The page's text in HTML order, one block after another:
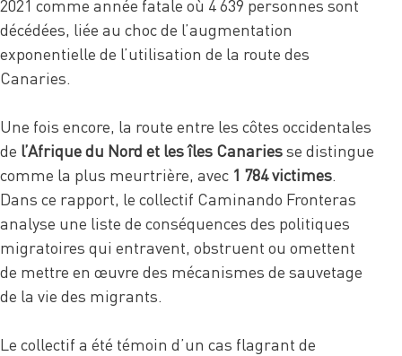
2021 comme année fatale où 4 639 personnes sont
décédées, liée au choc de l’augmentation
exponentielle de l’utilisation de la route des
Canaries.
Une fois encore, la route entre les côtes occidentales
de l’Afrique du Nord et les îles Canariesse distingue
comme la plus meurtrière, avec 1 784 victimes.
Dans ce rapport, le collectif Caminando Fronteras
analyse une liste de conséquences des politiques
migratoires qui entravent, obstruent ou omettent
de mettre en œuvre des mécanismes de sauvetage
de la vie des migrants.
Le collectif a été témoin d’un cas flagrant de